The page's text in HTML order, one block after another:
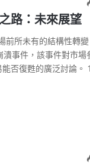
路：未來展望
前所未有的結構性轉
事件，該事件對市場
否復甦的廣泛討論。